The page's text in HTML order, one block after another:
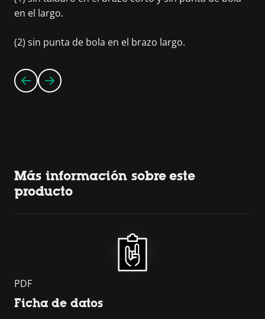
en el largo.
(2) sin punta de bola en el brazo largo.
Más información sobre este
producto
PDF
Ficha de datos